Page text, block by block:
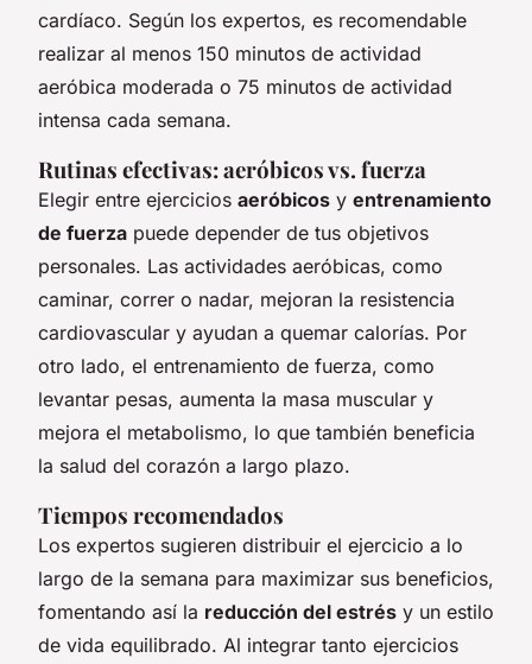
cardíaco. Según los expertos, es recomendable
realizar al menos 150 minutos de actividad
aeróbica moderada o 75 minutos de actividad
intensa cada semana.
Rutinas efectivas: aeróbicos vs. fuerza
Elegir entre ejercicios aeróbicos y entrenamiento
de fuerza puede depender de tus objetivos
personales. Las actividades aeróbicas, como
caminar, correr o nadar, mejoran la resistencia
cardiovascular y ayudan a quemar calorías. Por
otro lado, el entrenamiento de fuerza, como
levantar pesas, aumenta la masa muscular y
mejora el metabolismo, lo que también beneficia
la salud del corazón a largo plazo.
Tiempos recomendados
Los expertos sugieren distribuir el ejercicio a lo
largo de la semana para maximizar sus beneficios,
fomentando así la reducción del estrés y un estilo
de vida equilibrado. Al integrar tanto ejercicios